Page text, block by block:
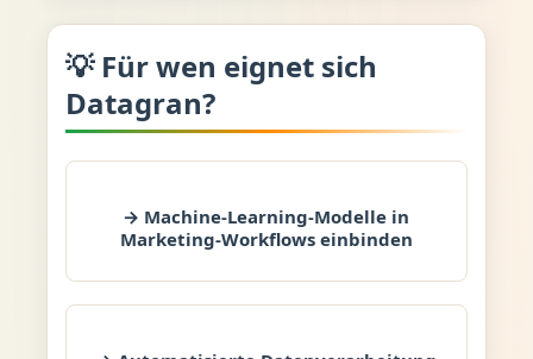
💡 Für wen eignet sich
Datagran?
→ Machine-Learning-Modelle in
Marketing-Workflows einbinden